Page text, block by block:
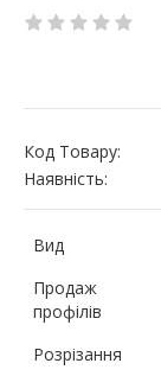
Код Товару:
Наявність:
Вид
Продаж
профілів
Розрізання